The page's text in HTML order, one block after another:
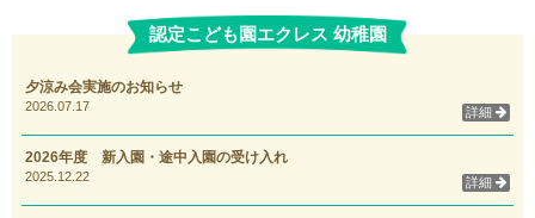
認定こども園エクレス 幼稚園
夕涼み会実施のお知らせ
2026.07.17 詳細
2026年度 新入園・途中入園の受け入れ
2025.12.22 詳細